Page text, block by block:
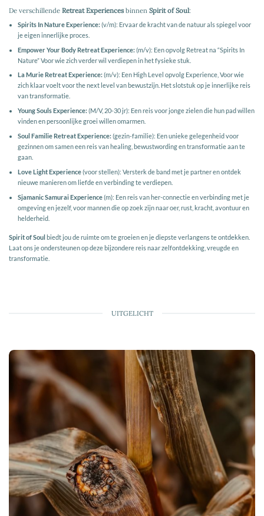
De verschillende Retreat Experiencesbinnen Spirit of Soul:
Spirits In Nature Experience:(v/m): Ervaar de kracht van de natuur als spiegel voor
je eigen innerlijke proces.
Empower Your Body Retreat Experience:(m/v): Een opvolg Retreat na “Spirits In
Nature” Voor wie zich verder wil verdiepen in het fysieke stuk.
La Murie Retreat Experience:(m/v): Een High Level opvolg Experience, Voor wie
zich klaar voelt voor the next level van bewustzijn. Het slotstuk op je innerlijke reis
van transformatie.
Young Souls Experience:(M/V, 20-30 jr): Een reis voor jonge zielen die hun pad willen
vinden en persoonlijke groei willen omarmen.
Soul Familie Retreat Experience:(gezin-familie): Een unieke gelegenheid voor
gezinnen om samen een reis van healing, bewustwording en transformatie aan te
gaan.
Love Light Experience(voor stellen): Versterk de band met je partner en ontdek
nieuwe manieren om liefde en verbinding te verdiepen.
Sjamanic Samurai Experience(m): Een reis van her-connectie en verbinding met je
omgeving en jezelf, voor mannen die op zoek zijn naar oer, rust, kracht, avontuur en
helderheid.
Spirit of Soul biedt jou de ruimte om te groeien en je diepste verlangens te ontdekken.
Laat ons je ondersteunen op deze bijzondere reis naar zelfontdekking, vreugde en
transformatie.
UITGELICHT